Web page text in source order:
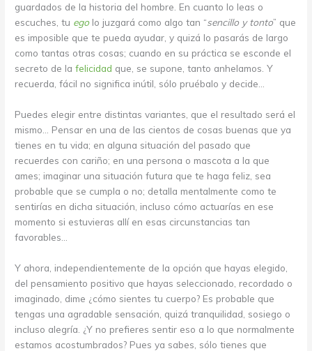
guardados de la historia del hombre. En cuanto lo leas o
escuches, tu egolo juzgará como algo tan “sencillo y tonto” que
es imposible que te pueda ayudar, y quizá lo pasarás de largo
como tantas otras cosas; cuando en su práctica se esconde el
secreto de lafelicidad que, se supone, tanto anhelamos. Y
recuerda, fácil no significa inútil, sólo pruébalo y decide…
Puedes elegir entre distintas variantes, que el resultado será el
mismo… Pensar en una de las cientos de cosas buenas que ya
tienes en tu vida; en alguna situación del pasado que
recuerdes con cariño; en una persona o mascota a la que
ames; imaginar una situación futura que te haga feliz, sea
probable que se cumpla o no; detalla mentalmente como te
sentirías en dicha situación, incluso cómo actuarías en ese
momento si estuvieras allí en esas circunstancias tan
favorables…
Y ahora, independientemente de la opción que hayas elegido,
del pensamiento positivo que hayas seleccionado, recordado o
imaginado, dime ¿cómo sientes tu cuerpo? Es probable que
tengas una agradable sensación, quizá tranquilidad, sosiego o
incluso alegría. ¿Y no prefieres sentir eso a lo que normalmente
estamos acostumbrados? Pues ya sabes, sólo tienes que